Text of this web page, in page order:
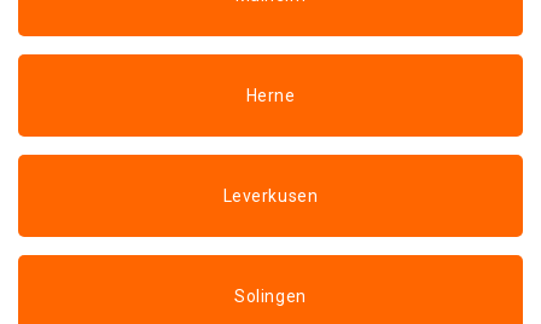
Herne
Leverkusen
Solingen